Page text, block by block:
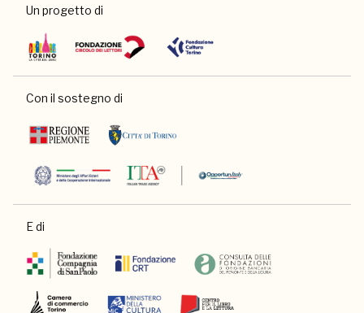
Un progetto di
Con il sostegno di
E di